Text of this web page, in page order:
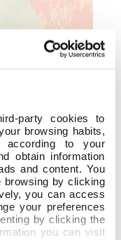
party cookies to
browsing habits,
according to your
obtain information
and content. You
browsing by clicking
you can access
your preferences
by clicking the
you can visit